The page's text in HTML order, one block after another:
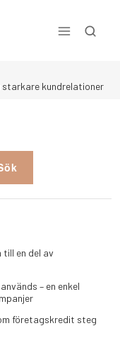
starkare kundrelationer
en del av
– en enkel
företagskredit steg